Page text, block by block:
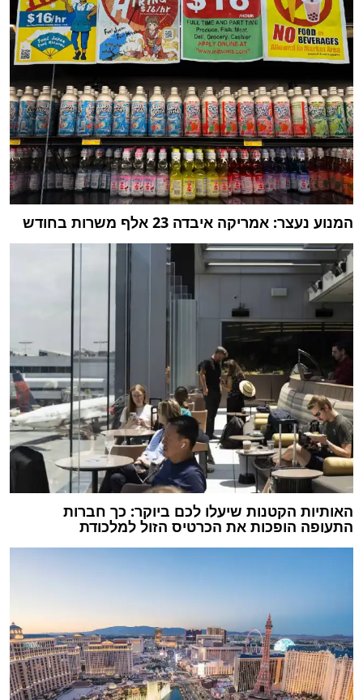
המנוע נעצר: אמריקה איבדה 23 אלף משרות בחודש
האותיות הקטנות שיעלו לכם ביוקר: כך חברות
התעופה הופכות את הכרטיס הזול למלכודת